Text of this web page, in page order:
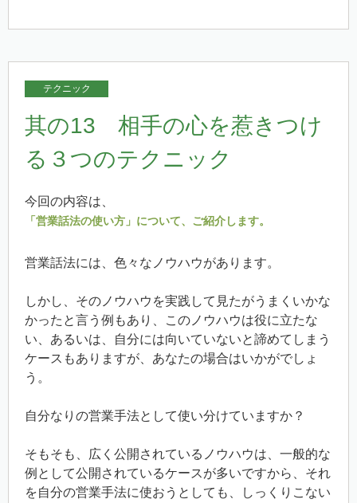
テクニック
其の13 相手の心を惹きつけ
る３つのテクニック
今回の内容は、
「営業話法の使い方」について、ご紹介します。
営業話法には、色々なノウハウがあります。
しかし、そのノウハウを実践して見たがうまくいかな
かったと言う例もあり、このノウハウは役に立たな
い、あるいは、自分には向いていないと諦めてしまう
ケースもありますが、あなたの場合はいかがでしょ
う。
自分なりの営業手法として使い分けていますか？
そもそも、広く公開されているノウハウは、一般的な
例として公開されているケースが多いですから、それ
を自分の営業手法に使おうとしても、しっくりこない